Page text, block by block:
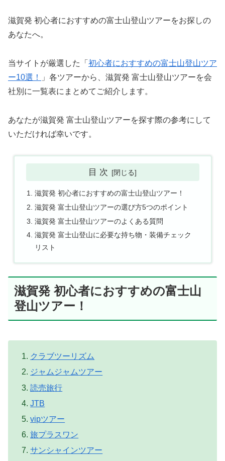
滋賀発 初心者におすすめの富士山登山ツアーをお探しの
あなたへ。
当サイトが厳選した「 初心者におすすめの富士山登山ツア
ー10選！
」各ツアーから、滋賀発 富士山登山ツアーを会
社別に一覧表にまとめてご紹介します。
あなたが滋賀発 富士山登山ツアーを探す際の参考にして
いただければ幸いです。
目 次
滋賀発 初心者におすすめの富士山登山ツアー！
滋賀発 富士山登山ツアーの選び方5つのポイント
滋賀発 富士山登山ツアーのよくある質問
滋賀発 富士山登山に必要な持ち物・装備チェック
リスト
滋賀発 初心者におすすめの富士山
登山ツアー！
クラブツーリズム
ジャムジャムツアー
読売旅行
JTB
vipツアー
旅プラスワン
サンシャインツアー